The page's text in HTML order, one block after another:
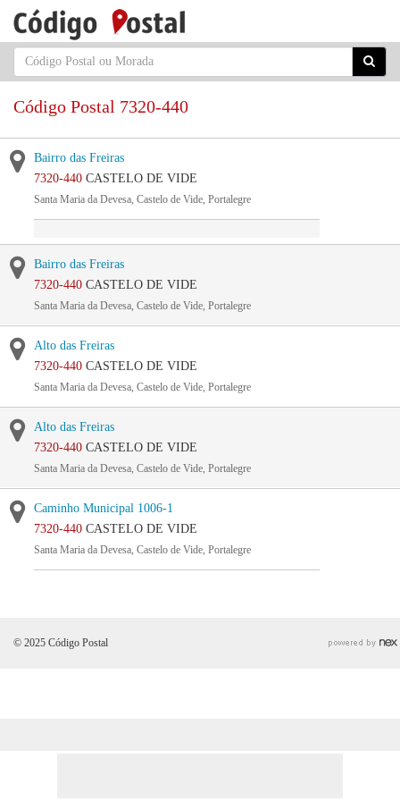
Código Postal 7320-440
Bairro das Freiras
7320-440 CASTELO DE VIDE
Santa Maria da Devesa, Castelo de Vide, Portalegre
Bairro das Freiras
7320-440 CASTELO DE VIDE
Santa Maria da Devesa, Castelo de Vide, Portalegre
Alto das Freiras
7320-440 CASTELO DE VIDE
Santa Maria da Devesa, Castelo de Vide, Portalegre
Alto das Freiras
7320-440 CASTELO DE VIDE
Santa Maria da Devesa, Castelo de Vide, Portalegre
Caminho Municipal 1006-1
7320-440 CASTELO DE VIDE
Santa Maria da Devesa, Castelo de Vide, Portalegre
© 2025 Código Postal